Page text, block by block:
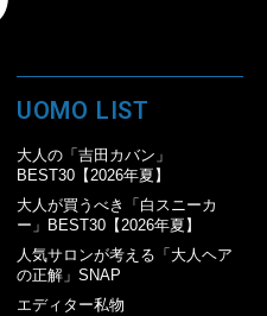
UOMO LIST
大人の「吉田カバン」
BEST30【2026年夏】
大人が買うべき「白スニーカ
ー」BEST30【2026年夏】
人気サロンが考える「大人ヘア
の正解」SNAP
エディター私物